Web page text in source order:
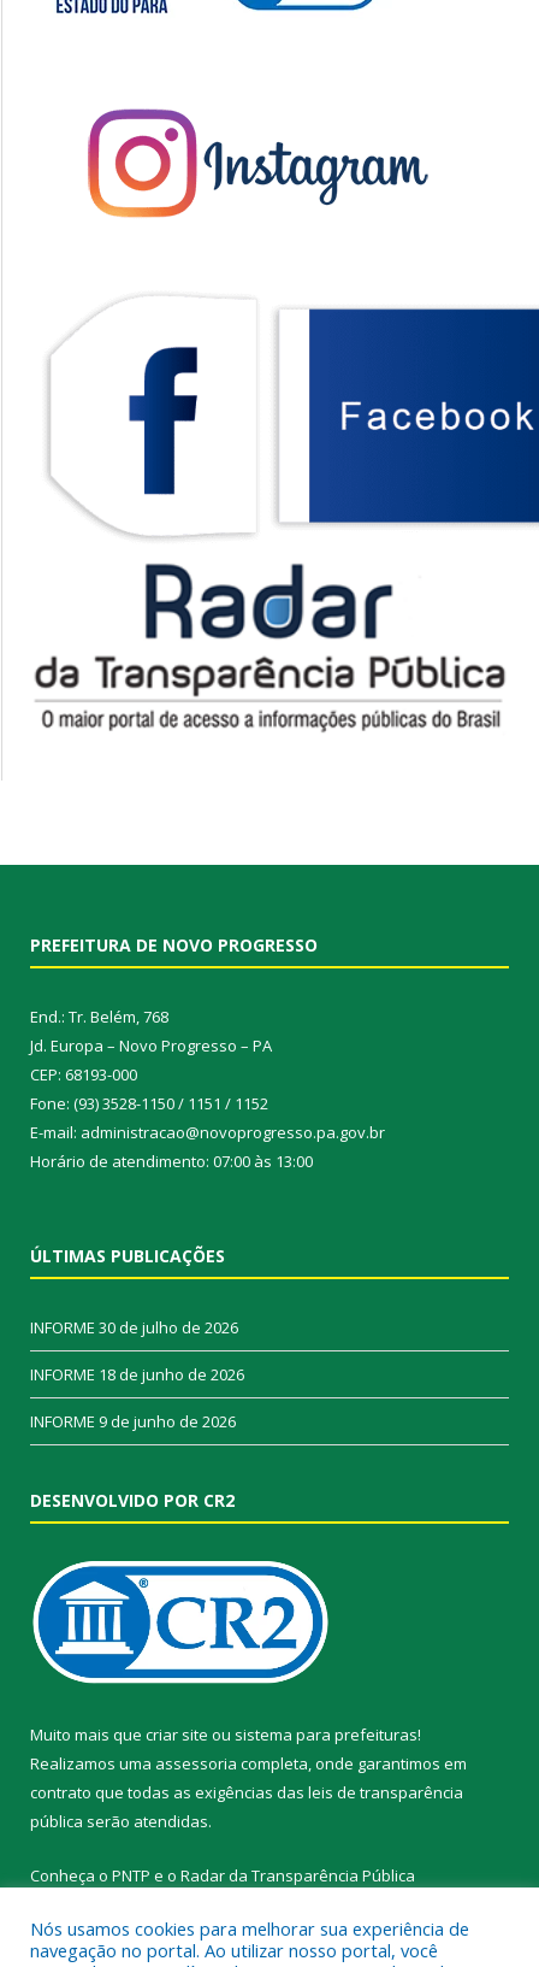
PREFEITURA DE NOVO PROGRESSO
End.: Tr. Belém, 768
Jd. Europa – Novo Progresso – PA
CEP: 68193-000
Fone: (93) 3528-1150 / 1151 / 1152
E-mail: administracao@novoprogresso.pa.gov.br
Horário de atendimento: 07:00 às 13:00
ÚLTIMAS PUBLICAÇÕES
INFORME 30 de julho de 2026
INFORME 18 de junho de 2026
INFORME 9 de junho de 2026
DESENVOLVIDO POR CR2
Muito mais que criar site ou sistema para prefeituras!
Realizamos uma assessoria completa, onde garantimos em
contrato que todas as exigências das leis de transparência
pública serão atendidas.
Conheça o PNTP e o Radar da Transparência Pública
Nós usamos cookies para melhorar sua experiência de
navegação no portal. Ao utilizar nosso portal, você